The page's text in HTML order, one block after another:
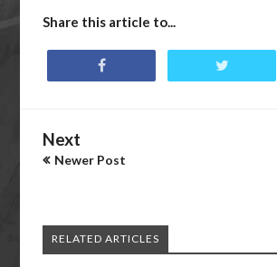
Share this article to...
Next
Newer Post
RELATED ARTICLES